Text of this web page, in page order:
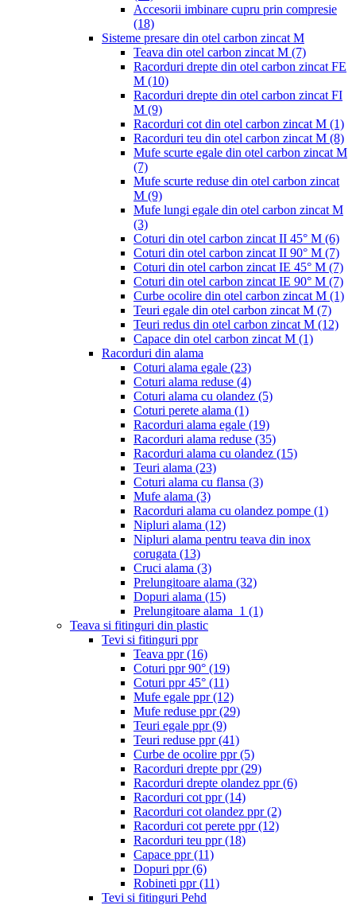
Accesorii imbinare cupru prin compresie
(18)
Sisteme presare din otel carbon zincat M
Teava din otel carbon zincat M (7)
Racorduri drepte din otel carbon zincat FE
M (10)
Racorduri drepte din otel carbon zincat FI
M (9)
Racorduri cot din otel carbon zincat M (1)
Racorduri teu din otel carbon zincat M (8)
Mufe scurte egale din otel carbon zincat M
(7)
Mufe scurte reduse din otel carbon zincat
M (9)
Mufe lungi egale din otel carbon zincat M
(3)
Coturi din otel carbon zincat II 45° M (6)
Coturi din otel carbon zincat II 90° M (7)
Coturi din otel carbon zincat IE 45° M (7)
Coturi din otel carbon zincat IE 90° M (7)
Curbe ocolire din otel carbon zincat M (1)
Teuri egale din otel carbon zincat M (7)
Teuri redus din otel carbon zincat M (12)
Capace din otel carbon zincat M (1)
Racorduri din alama
Coturi alama egale (23)
Coturi alama reduse (4)
Coturi alama cu olandez (5)
Coturi perete alama (1)
Racorduri alama egale (19)
Racorduri alama reduse (35)
Racorduri alama cu olandez (15)
Teuri alama (23)
Coturi alama cu flansa (3)
Mufe alama (3)
Racorduri alama cu olandez pompe (1)
Nipluri alama (12)
Nipluri alama pentru teava din inox
corugata (13)
Cruci alama (3)
Prelungitoare alama (32)
Dopuri alama (15)
Prelungitoare alama_1 (1)
Teava si fitinguri din plastic
Tevi si fitinguri ppr
Teava ppr(16)
Coturi ppr 90° (19)
Coturi ppr 45° (11)
Mufe egale ppr(12)
Mufe reduse ppr(29)
Teuri egale ppr(9)
Teuri reduse ppr(41)
Curbe de ocolire ppr(5)
Racorduri drepte ppr(29)
Racorduri drepte olandez ppr(6)
Racorduri cot ppr(14)
Racorduri cot olandez ppr(2)
Racorduri cot perete ppr(12)
Racorduri teu ppr(18)
Capace ppr(11)
Dopuri ppr(6)
Robineti ppr(11)
Tevi si fitinguri Pehd